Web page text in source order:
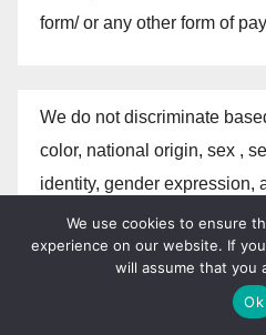
form/ or any other form of
We do not discriminate
color, national origin, sex ,
identity, gender expression,
protected veteran, status
disability, or other
We use cookies to ensure
experience on our website. If
will assume that you
Ok